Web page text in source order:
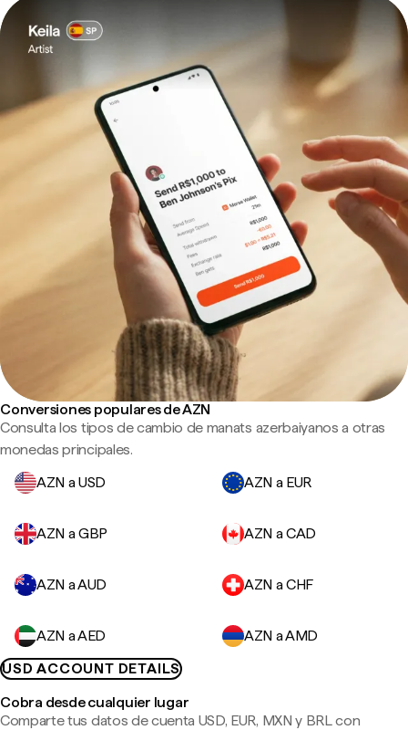
Conversiones populares de AZN
Consulta los tipos de cambio de manats azerbaiyanos a otras
monedas principales.
AZN a USD
AZN a EUR
AZN a GBP AZN a CAD
AZN a AUD AZN a CHF
AZN a AED
AZN a AMD
USD ACCOUNT DETAILS
Cobra desde cualquier lugar
Comparte tus datos de cuenta USD, EUR, MXN y BRL con